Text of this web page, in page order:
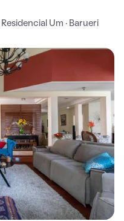
Um · Barueri